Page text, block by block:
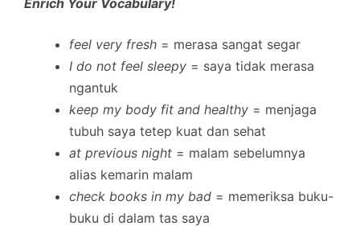
feel very fresh = merasa sangat segar
I do not feel sleepy = saya tidak merasa
ngantuk
keep my body fit and healthy = menjaga
tubuh saya tetep kuat dan sehat
at previous night = malam sebelumnya
alias kemarin malam
check books in my bad = memeriksa buku-
buku di dalam tas saya